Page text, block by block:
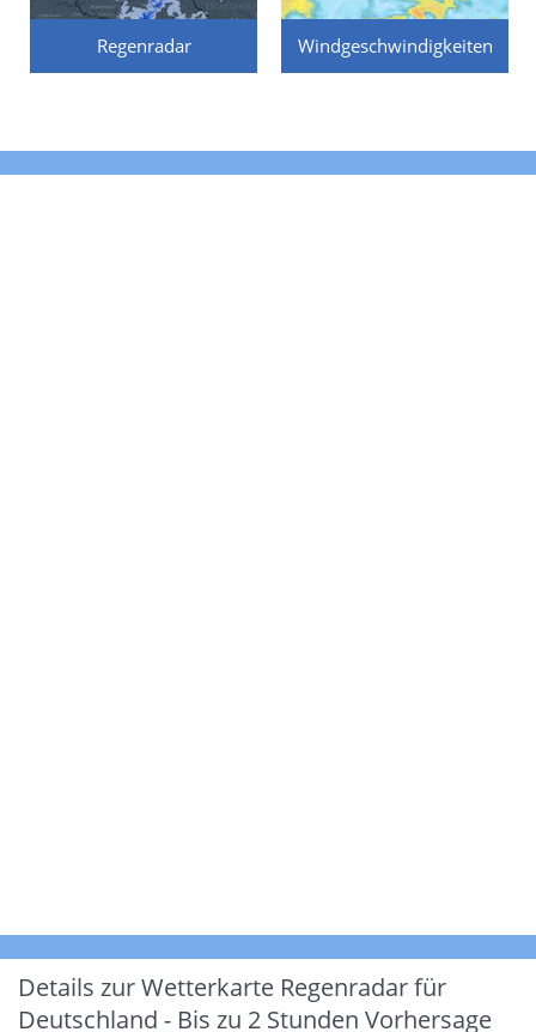
Regenradar Windgeschwindigkeiten
Details zur Wetterkarte Regenradar für
Deutschland - Bis zu 2 Stunden Vorhersage